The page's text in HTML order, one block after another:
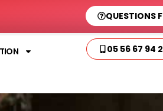
QUESTIONS
05 56 67 94